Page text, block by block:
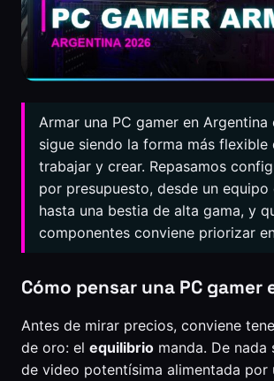
Armar una PC gamer en Argentina
sigue siendo la forma más flexible
trabajar y crear. Repasamos
por presupuesto, desde un equipo
hasta una bestia de alta gama, y
componentes conviene priorizar
Cómo pensar una PC gamer
Antes de mirar precios, conviene
de oro: el equilibrio manda. De nada
de video potentísima alimentada por